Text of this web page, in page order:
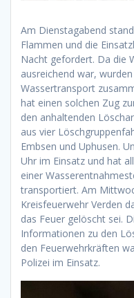
Am Dienstagabend
Flammen und die
Nacht gefordert. Da die
ausreichend war,
Wassertransport
hat einen solchen Zug
den anhaltenden
aus vier
Embsen und Uphusen.
Uhr im Einsatz und hat
einer
transportiert. Am
Kreisfeuerwehr Verden
das Feuer gelöscht sei.
Informationen zu den
den Feuerwehrkräften
Polizei im Einsatz.